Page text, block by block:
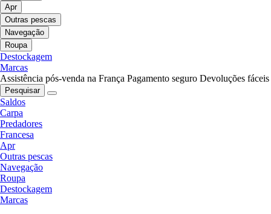
Apr
Outras pescas
Navegação
Roupa
Destockagem
Marcas
Assistência pós-venda na França Pagamento seguro Devoluções fáceis
Pesquisar
Saldos
Carpa
Predadores
Francesa
Apr
Outras pescas
Navegação
Roupa
Destockagem
Marcas